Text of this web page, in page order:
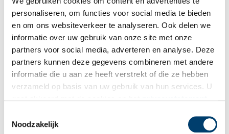
personaliseren, om functies voor social media te bieden
en om ons websiteverkeer te analyseren. Ook delen we
informatie over uw gebruik van onze site met onze
partners voor social media, adverteren en analyse. Deze
partners kunnen deze gegevens combineren met andere
informatie die u aan ze heeft verstrekt of die ze hebben
verzameld op basis van uw gebruik van hun services. U
Noodzakelijk
Vandaag de dag vieren we tijdens Pride Amsterdam de vrijheid
dat je kan en mag zijn zoals je bent. Vierhonderd jaar geleden
was dat anders: liefde en seks tussen mensen van hetzelfde
geslacht was streng verboden, ook op VOC-schepen.